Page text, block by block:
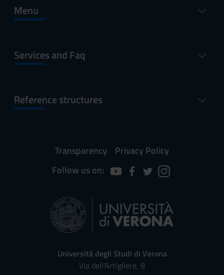
Menu
Services and Faq
Reference structures
Transparency
Privacy Policy
Follow us on:
Università degli Studi di Verona
Via dell'Artigliere, 8